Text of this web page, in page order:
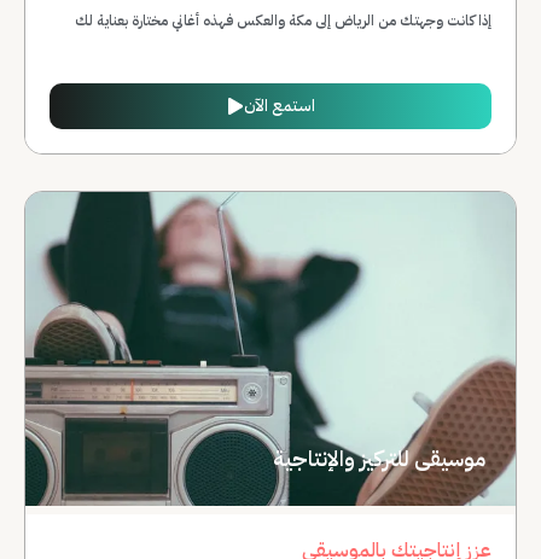
إذا كانت وجهتك من الرياض إلى مكة والعكس فهذه أغاني مختارة بعناية لك
استمع الآن
موسيقى للتركيز والإنتاجية
عزز إنتاجيتك بالموسيقى